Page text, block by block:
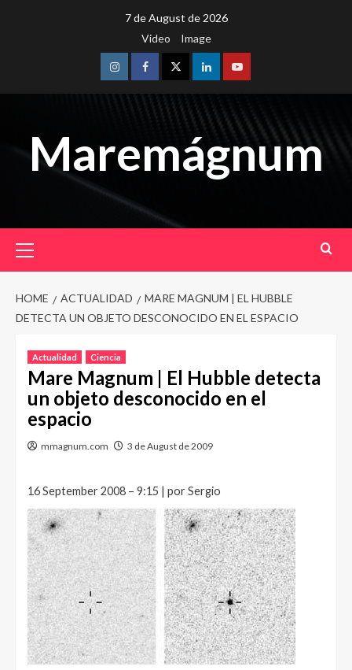
7 de August de 2026
Video
Image
InstagramFacebookTwitterLinkedinYoutube
Maremágnum
Menu
HOME ACTUALIDAD
MARE MAGNUM | EL HUBBLE
DETECTA UN OBJETO DESCONOCIDO EN EL ESPACIO
Actualidad Ciencia
Mare Magnum | El Hubble detecta
un objeto desconocido en el
espacio
mmagnum.com 3 de August de 2009
16 September 2008 – 9:15 | por Sergio